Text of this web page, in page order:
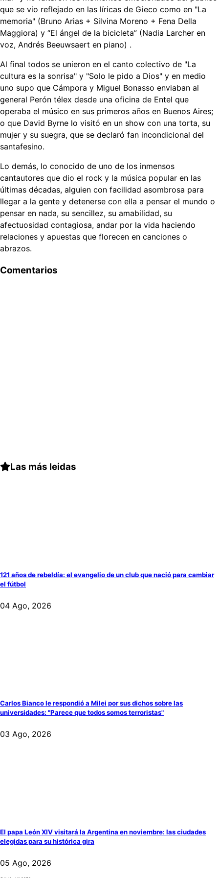
que se vio reflejado en las líricas de Gieco como en "La
memoria" (Bruno Arias + Silvina Moreno + Fena Della
Maggiora) y “El ángel de la bicicleta” (Nadia Larcher en
voz, Andrés Beeuwsaert en piano) .
Al final todos se unieron en el canto colectivo de "La
cultura es la sonrisa" y "Solo le pido a Dios" y en medio
uno supo que Cámpora y Miguel Bonasso enviaban al
general Perón télex desde una oficina de Entel que
operaba el músico en sus primeros años en Buenos Aires;
o que David Byrne lo visitó en un show con una torta, su
mujer y su suegra, que se declaró fan incondicional del
santafesino.
Lo demás, lo conocido de uno de los inmensos
cantautores que dio el rock y la música popular en las
últimas décadas, alguien con facilidad asombrosa para
llegar a la gente y detenerse con ella a pensar el mundo o
pensar en nada, su sencillez, su amabilidad, su
afectuosidad contagiosa, andar por la vida haciendo
relaciones y apuestas que florecen en canciones o
abrazos.
Comentarios
Las más leidas
121 años de rebeldía: el evangelio de un club que nació para cambiar
el fútbol
04 Ago, 2026
Carlos Bianco le respondió a Milei por sus dichos sobre las
universidades: "Parece que todos somos terroristas"
03 Ago, 2026
El papa León XIV visitará la Argentina en noviembre: las ciudades
elegidas para su histórica gira
05 Ago, 2026